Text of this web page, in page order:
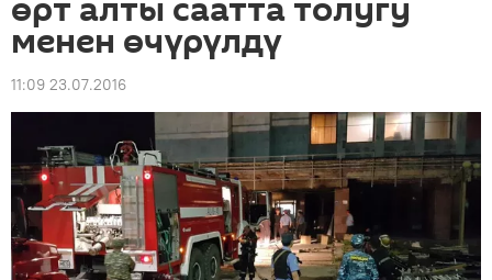
өрт алты саатта толугу
менен өчүрүлдү
11:09 23.07.2016